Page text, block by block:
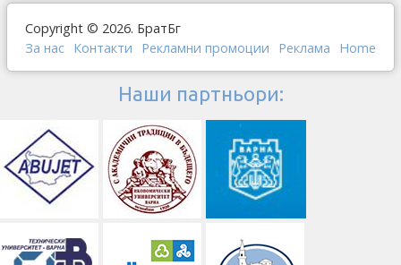
Copyright © 2026. БратБг
За нас Контакти Рекламни промоции Реклама Home
Наши партньори: